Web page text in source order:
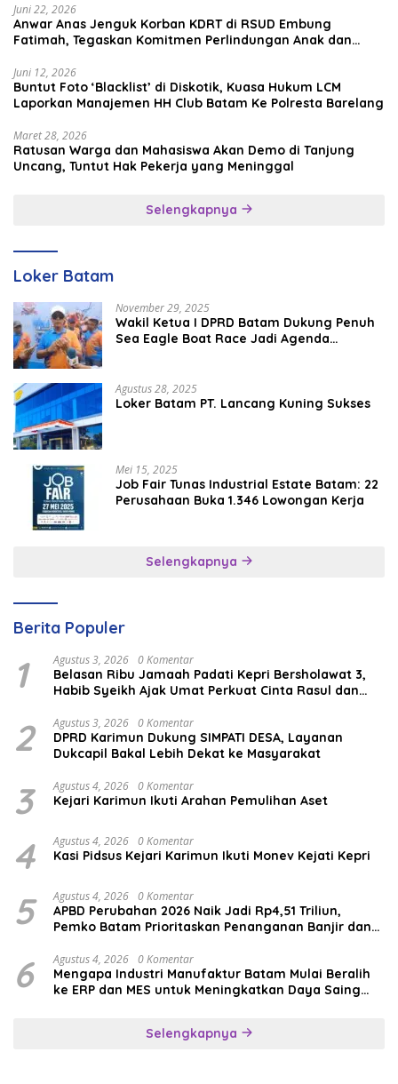
Juni 22, 2026
Anwar Anas Jenguk Korban KDRT di RSUD Embung
Fatimah, Tegaskan Komitmen Perlindungan Anak dan
Juni 12, 2026
Buntut Foto ‘Blacklist’ di Diskotik, Kuasa Hukum LCM
Laporkan Manajemen HH Club Batam Ke Polresta Barelang
Maret 28, 2026
Ratusan Warga dan Mahasiswa Akan Demo di Tanjung
Uncang, Tuntut Hak Pekerja yang Meninggal
Selengkapnya
Loker Batam
November 29, 2025
Wakil Ketua I DPRD Batam Dukung Penuh
Sea Eagle Boat Race Jadi Agenda
Agustus 28, 2025
Loker Batam PT. Lancang Kuning Sukses
Mei 15, 2025
Job Fair Tunas Industrial Estate Batam: 22
Perusahaan Buka 1.346 Lowongan Kerja
Selengkapnya
Berita Populer
1 Agustus 3, 2026 0 Komentar
Belasan Ribu Jamaah Padati Kepri Bersholawat 3,
Habib Syeikh Ajak Umat Perkuat Cinta Rasul dan
2 Agustus 3, 2026 0 Komentar
DPRD Karimun Dukung SIMPATI DESA, Layanan
Dukcapil Bakal Lebih Dekat ke Masyarakat
3 Agustus 4, 2026 0 Komentar
Kejari Karimun Ikuti Arahan Pemulihan Aset
4 Agustus 4, 2026 0 Komentar
Kasi Pidsus Kejari Karimun Ikuti Monev Kejati Kepri
5 Agustus 4, 2026 0 Komentar
APBD Perubahan 2026 Naik Jadi Rp4,51 Triliun,
Pemko Batam Prioritaskan Penanganan Banjir dan
6 Agustus 4, 2026 0 Komentar
Mengapa Industri Manufaktur Batam Mulai Beralih
ke ERP dan MES untuk Meningkatkan Daya Saing
Selengkapnya